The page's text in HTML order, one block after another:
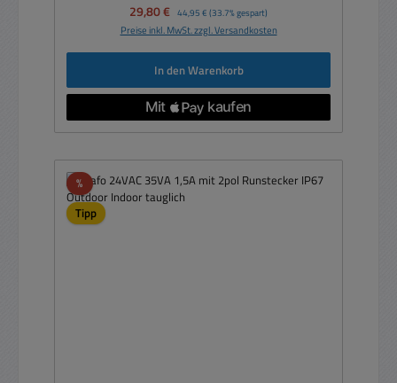
Verkaufspreis:
29,80 € Regulärer Preis:
44,95 € (33.7% gespart)
Preise inkl. MwSt. zzgl. Versandkosten
In den Warenkorb
%Rabatt
Tipp